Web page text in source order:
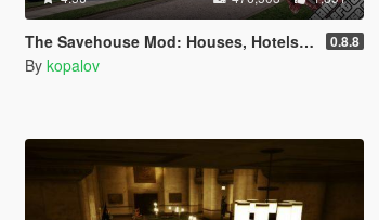
The Savehouse Mod: Houses, Hotels, Custom Savespots [LUA] 0.8.8
By kopalov